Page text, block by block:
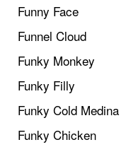
Funny Face
Funnel Cloud
Funky Monkey
Funky Filly
Funky Cold Medina
Funky Chicken